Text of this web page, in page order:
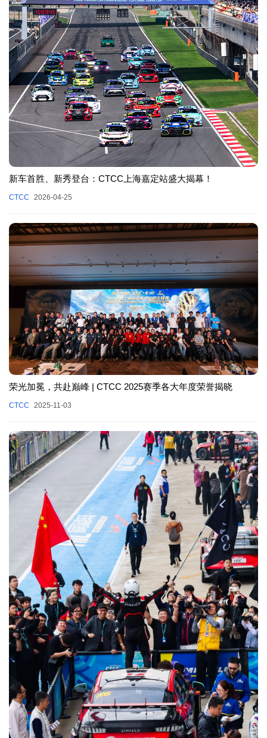
新车首胜、新秀登台：CTCC上海嘉定站盛大揭幕！
CTCC 2026-04-25
荣光加冕，共赴巅峰 | CTCC 2025赛季各大年度荣誉揭晓
CTCC 2025-11-03